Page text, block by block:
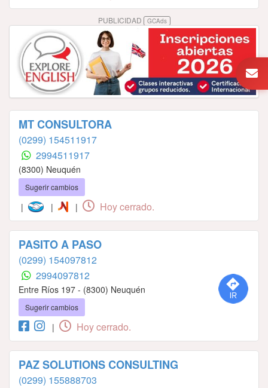
PUBLICIDAD GCAds
MT CONSULTORA
(0299) 154511917
2994511917
(8300) Neuquén
Sugerir cambios
| | | Hoy cerrado.
PASITO A PASO
(0299) 154097812
2994097812
Entre Ríos 197 - (8300) Neuquén
Sugerir cambios
| Hoy cerrado.
PAZ SOLUTIONS CONSULTING
(0299) 155888703